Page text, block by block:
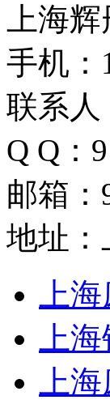
上海
手机：
联系人
Q Q：
邮箱：
地址：
上
上
上